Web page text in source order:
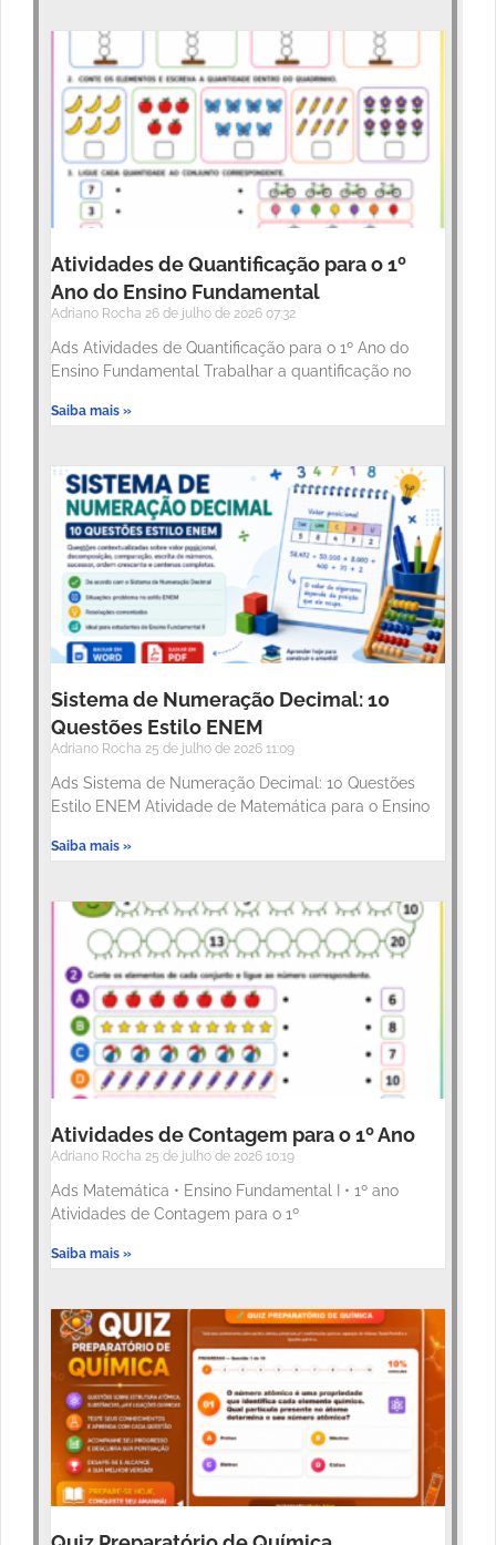
Atividades de Quantificação para o 1º
Ano do Ensino Fundamental
Adriano Rocha 26 de julho de 2026 07:32
Ads Atividades de Quantificação para o 1º Ano do
Ensino Fundamental Trabalhar a quantificação no
Saiba mais »
Sistema de Numeração Decimal: 10
Questões Estilo ENEM
Adriano Rocha 25 de julho de 2026 11:09
Ads Sistema de Numeração Decimal: 10 Questões
Estilo ENEM Atividade de Matemática para o Ensino
Saiba mais »
Atividades de Contagem para o 1º Ano
Adriano Rocha 25 de julho de 2026 10:19
Ads Matemática • Ensino Fundamental I • 1º ano
Atividades de Contagem para o 1º
Saiba mais »